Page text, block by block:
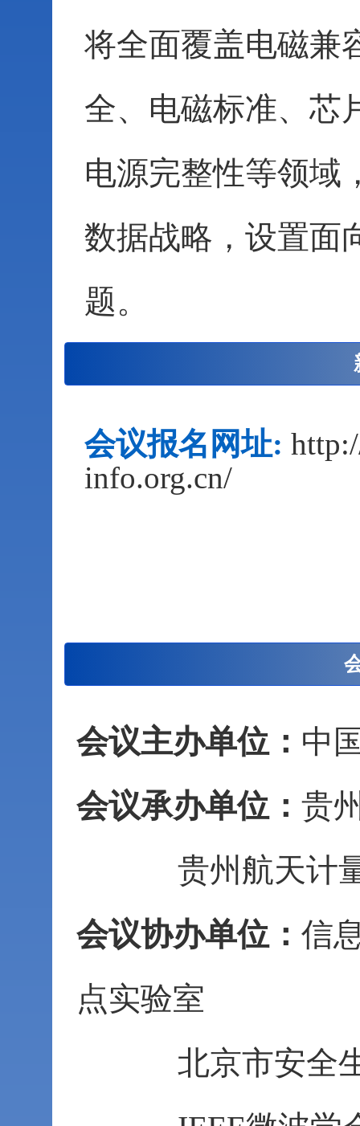
将全面覆盖电磁兼
全、电磁标准、芯
电源完整性等领域
数据战略，设置面
题。
会议报名网址:
info.org.cn/
会议主办单位： 中
会议承办单位： 贵
贵州航天计
会议协办单位： 信
点实验室
北京市安全